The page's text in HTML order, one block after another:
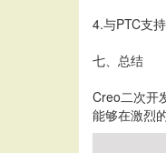
4.与PTC支
七、总结
Creo二次开
能够在激烈